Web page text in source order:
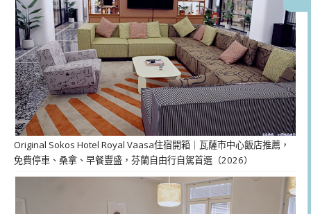
Original Sokos Hotel Royal Vaasa住宿開箱｜瓦薩市中心飯店推薦，
免費停車、桑拿、早餐豐盛，芬蘭自由行自駕首選（2026）